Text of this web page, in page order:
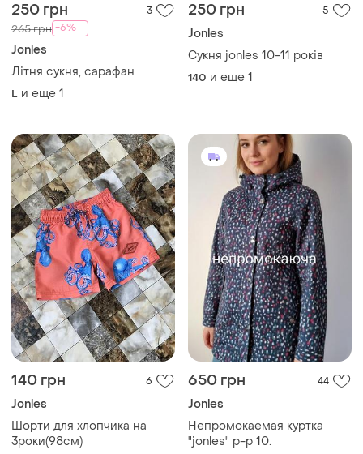
250 грн 3
265 грн -6%
Jonles
Літня сукня, сарафан
L и еще 1
250 грн 5
Jonles
Сукня jonles 10-11 років
140 и еще 1
140 грн 6
Jonles
Шорти для хлопчика на
3роки(98см)
650 грн 44
Jonles
Непромокаемая куртка
"jonles" р-р 10.